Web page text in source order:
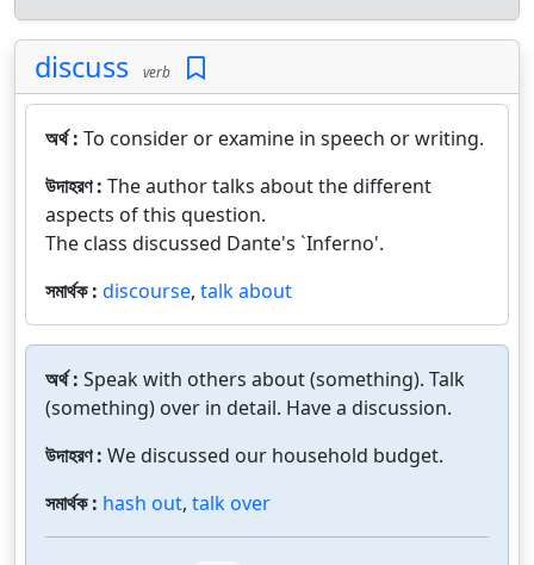
discuss verb
অর্থ : To consider or examine in speech or writing.
উদাহরণ : The author talks about the different
aspects of this question.
The class discussed Dante's `Inferno'.
সমার্থক : discourse, talk about
অর্থ : Speak with others about (something). Talk
(something) over in detail. Have a discussion.
উদাহরণ : We discussed our household budget.
সমার্থক : hash out, talk over